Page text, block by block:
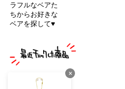
ラフルなベアた
ちからお好きな
ベアを探して♥
×